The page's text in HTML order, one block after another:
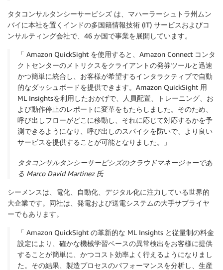
タタコンサルタンシーサービシズ は、マハーラーシュトラ州ムン
バイに本社を置くインドの多国籍情報技術 (IT) サービスおよびコ
ンサルティング会社で、46 か国で事業を展開しています。
「 Amazon QuickSight を使用すると、Amazon Connect コンタ
クトセンターのメトリクスをクライアントの発券ツールと迅速
かつ簡単に統合し、お客様が希望するインタラクティブで自動
的なダッシュボードを提供できます。Amazon QuickSight 用
ML Insightsを利用したおかげで、人員配置、トレーニング、お
よび動作停止のレポートに変革をもたらしました。そのため、
呼び出しフローがどこに移動し、それに応じて対応するかを予
測できるようになり、呼び出しのスパイクを防いで、より良い
サービスを提供することが可能となりました。」
タタコンサルタンシーサービシズのクラウドマネージャーであ
る Marco David Martinez 氏
シーメンスは、電化、自動化、デジタル化に注力している世界的
大企業です。同社は、発電および送電システムの大手サプライヤ
ーでもあります。
「 Amazon QuickSight の革新的な ML Insights と従量制の料金
設定により、確かな機械学習ベースの異常検出をお客様に提供
することが簡単に、かつコスト効率よく行えるようになりまし
た。その結果、製造プロセスのパフォーマンスを分析し、生産